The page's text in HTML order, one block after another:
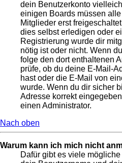
dein Benutzerkonto
einigen Boards müssen
Mitglieder erst
dies selbst erledigen oder
Registrierung wurde dir
nötig ist oder nicht. Wenn
folge den dort enthaltenen
prüfe, ob du deine E-Mail-
hast oder die E-Mail von
wurde. Wenn du dir sicher
Adresse korrekt
einen Administrator.
Nach oben
Warum kann ich mich nicht
Dafür gibt es viele